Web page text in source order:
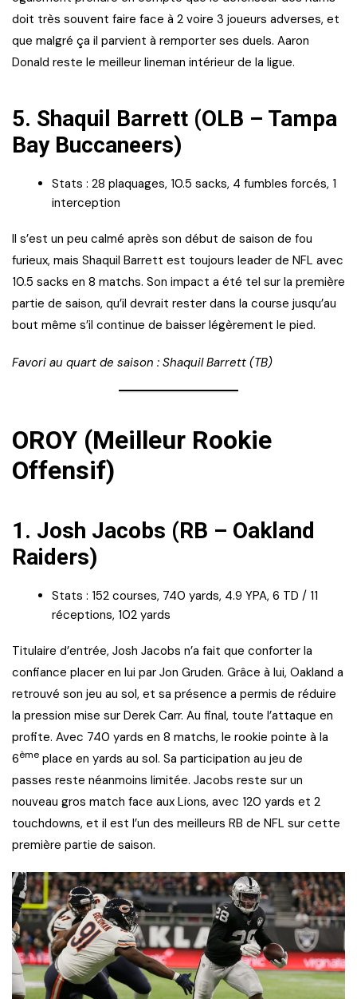
doit très souvent faire face à 2 voire 3 joueurs adverses, et
que malgré ça il parvient à remporter ses duels. Aaron
Donald reste le meilleur lineman intérieur de la ligue.
5. Shaquil Barrett (OLB – Tampa
Bay Buccaneers)
Stats : 28 plaquages, 10.5 sacks, 4 fumbles forcés, 1
interception
Il s’est un peu calmé après son début de saison de fou
furieux, mais Shaquil Barrett est toujours leader de NFL avec
10.5 sacks en 8 matchs. Son impact a été tel sur la première
partie de saison, qu’il devrait rester dans la course jusqu’au
bout même s’il continue de baisser légèrement le pied.
Favori au quart de saison : Shaquil Barrett (TB)
OROY (Meilleur Rookie
Offensif)
1. Josh Jacobs (RB – Oakland
Raiders)
Stats : 152 courses, 740 yards, 4.9 YPA, 6 TD / 11
réceptions, 102 yards
Titulaire d’entrée, Josh Jacobs n’a fait que conforter la
confiance placer en lui par Jon Gruden. Grâce à lui, Oakland a
retrouvé son jeu au sol, et sa présence a permis de réduire
la pression mise sur Derek Carr. Au final, toute l’attaque en
profite. Avec 740 yards en 8 matchs, le rookie pointe à la
6ème place en yards au sol. Sa participation au jeu de
passes reste néanmoins limitée. Jacobs reste sur un
nouveau gros match face aux Lions, avec 120 yards et 2
touchdowns, et il est l’un des meilleurs RB de NFL sur cette
première partie de saison.